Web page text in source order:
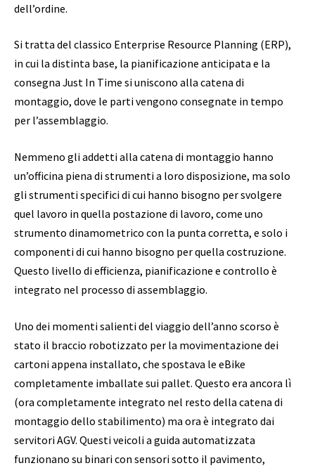
dell’ordine.
Si tratta del classico Enterprise Resource Planning (ERP),
in cui la distinta base, la pianificazione anticipata e la
consegna Just In Time si uniscono alla catena di
montaggio, dove le parti vengono consegnate in tempo
per l’assemblaggio.
Nemmeno gli addetti alla catena di montaggio hanno
un’officina piena di strumenti a loro disposizione, ma solo
gli strumenti specifici di cui hanno bisogno per svolgere
quel lavoro in quella postazione di lavoro, come uno
strumento dinamometrico con la punta corretta, e solo i
componenti di cui hanno bisogno per quella costruzione.
Questo livello di efficienza, pianificazione e controllo è
integrato nel processo di assemblaggio.
Uno dei momenti salienti del viaggio dell’anno scorso è
stato il braccio robotizzato per la movimentazione dei
cartoni appena installato, che spostava le eBike
completamente imballate sui pallet. Questo era ancora lì
(ora completamente integrato nel resto della catena di
montaggio dello stabilimento) ma ora è integrato dai
servitori AGV. Questi veicoli a guida automatizzata
funzionano su binari con sensori sotto il pavimento,